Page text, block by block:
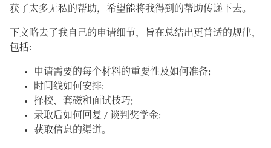
获了太多无私的帮助，希望能将我得到的帮助传递下去。
下文略去了我自己的申请细节，旨在总结出更普适的规律，
包括:
申请需要的每个材料的重要性及如何准备;
时间线如何安排;
择校、套磁和面试技巧;
录取后如何回复 / 谈判奖学金;
获取信息的渠道。